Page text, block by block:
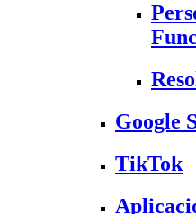
Google
TikTok